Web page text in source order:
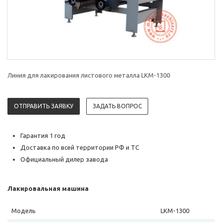
Линия для лакирования листового металла LKM-1300
ОТПРАВИТЬ ЗАЯВКУ ЗАДАТЬ ВОПРОС
Гарантия 1 год
Доставка по всей территории РФ и ТС
Официальный дилер завода
Лакировальная машина
Модель LKM-1300